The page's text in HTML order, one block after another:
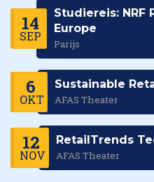
14
SEP
Studiereis: NRF
Europe
Parijs
6
OKT
Sustainable
AFAS Theater
12
NOV
RetailTrends
AFAS Theater